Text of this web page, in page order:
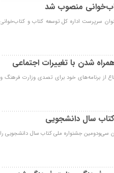
منصوب شد
سرپرست اداره کل توسعه کتاب و کتاب‌خوانی
شدن با تغییرات اجتماعی
از برنامه‌های خود برای تصدی وزارت فرهنگ و
سال دانشجویی
سی‌ودومین جشنواره ملی کتاب سال دانشجویی را